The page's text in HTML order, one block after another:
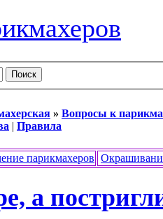
» Вопросы к
| Правила
парикмахеров
а